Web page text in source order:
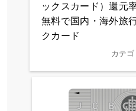
ックスカード）還元
無料で国内・海外旅
クカード
カテ